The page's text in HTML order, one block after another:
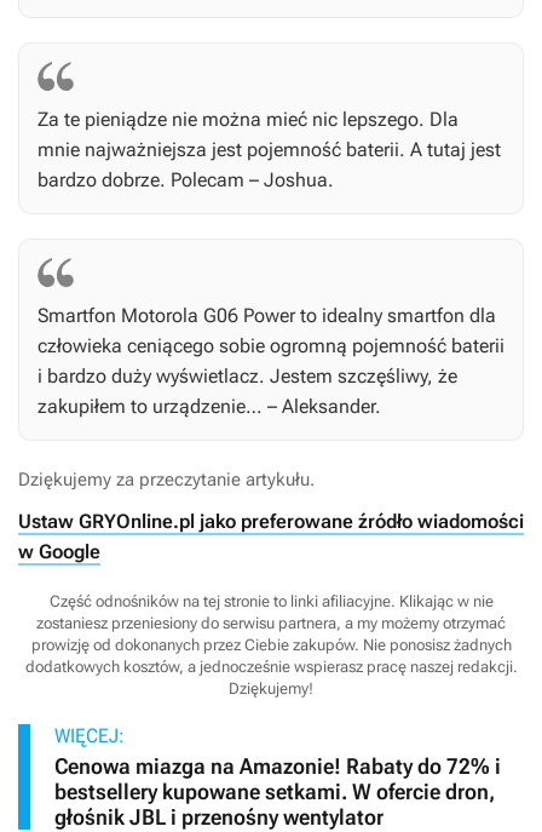
Za te pieniądze nie można mieć nic lepszego. Dla
mnie najważniejsza jest pojemność baterii. A tutaj jest
bardzo dobrze. Polecam – Joshua.
Smartfon Motorola G06 Power to idealny smartfon dla
człowieka ceniącego sobie ogromną pojemność baterii
i bardzo duży wyświetlacz. Jestem szczęśliwy, że
zakupiłem to urządzenie… – Aleksander.
Dziękujemy za przeczytanie artykułu.
Ustaw GRYOnline.pl jako preferowane źródło wiadomości
w Google
Część odnośników na tej stronie to linki afiliacyjne. Klikając w nie
zostaniesz przeniesiony do serwisu partnera, a my możemy otrzymać
prowizję od dokonanych przez Ciebie zakupów. Nie ponosisz żadnych
dodatkowych kosztów, a jednocześnie wspierasz pracę naszej redakcji.
Dziękujemy!
WIĘCEJ:
Cenowa miazga na Amazonie! Rabaty do 72% i
bestsellery kupowane setkami. W ofercie dron,
głośnik JBL i przenośny wentylator